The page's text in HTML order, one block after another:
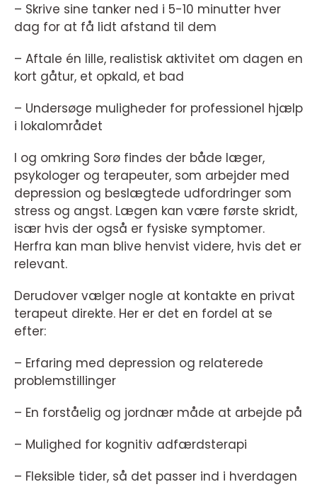
– Skrive sine tanker ned i 5-10 minutter hver
dag for at få lidt afstand til dem
– Aftale én lille, realistisk aktivitet om dagen en
kort gåtur, et opkald, et bad
– Undersøge muligheder for professionel hjælp
i lokalområdet
I og omkring Sorø findes der både læger,
psykologer og terapeuter, som arbejder med
depression og beslægtede udfordringer som
stress og angst. Lægen kan være første skridt,
især hvis der også er fysiske symptomer.
Herfra kan man blive henvist videre, hvis det er
relevant.
Derudover vælger nogle at kontakte en privat
terapeut direkte. Her er det en fordel at se
efter:
– Erfaring med depression og relaterede
problemstillinger
– En forståelig og jordnær måde at arbejde på
– Mulighed for kognitiv adfærdsterapi
– Fleksible tider, så det passer ind i hverdagen